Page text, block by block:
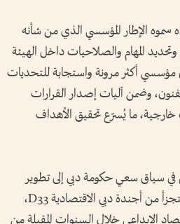
الإطار المؤسسي الذي من شأنه
المهام والصلاحيات داخل الهيئة
أكثر مرونة واستجابة للتحديات
وضمن آليات إصدار القرارات
خارجية، ما يُسرّع تحقيق الأهداف
في سياق سعي حكومة دبي إلى تطوير
وإثراء القطاع الثقافي كجزء لا يتجزأ من أجندة دبي الاقتصادية D33،